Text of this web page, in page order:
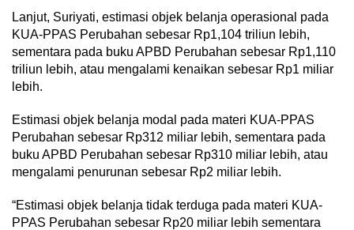
Lanjut, Suriyati, estimasi objek belanja operasional pada
KUA-PPAS Perubahan sebesar Rp1,104 triliun lebih,
sementara pada buku APBD Perubahan sebesar Rp1,110
triliun lebih, atau mengalami kenaikan sebesar Rp1 miliar
lebih.
Estimasi objek belanja modal pada materi KUA-PPAS
Perubahan sebesar Rp312 miliar lebih, sementara pada
buku APBD Perubahan sebesar Rp310 miliar lebih, atau
mengalami penurunan sebesar Rp2 miliar lebih.
“Estimasi objek belanja tidak terduga pada materi KUA-
PPAS Perubahan sebesar Rp20 miliar lebih sementara